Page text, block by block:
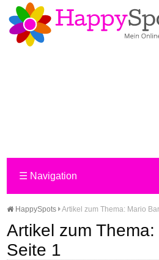
☰ Navigation
HappySpots Artikel zum Thema: Mario
Artikel zum
Seite 1